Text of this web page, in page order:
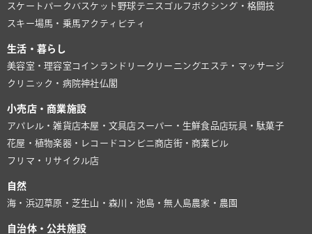
スケートパーク バスケット 野球テニス ゴルフ ボクシング・格闘技
スキー場馬・乗馬アクティビティ
生活・暮らし
美容室・理容室 コインランドリー クリーニングエステ・マッサージ
クリニック・病院神社仏閣
小売店・商業施設
アパレル・雑貨店本屋・文具店 スーパー・生鮮食品店玩具・駄菓子
花屋・植物楽器・レコード コンビニ商店街・商業ビル
フリマ・リサイクル店
自然
海・浜辺草原・芝生山・森川・池島・無人島農家・農園
自治体・公共施設